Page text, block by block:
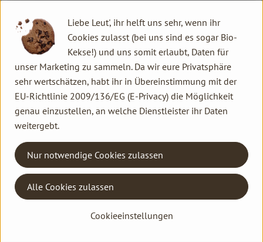
Zutaten
Produktdatenblatt
Herkunft
Hersteller: Dschinn GmbH & Co. KG
DISTILLERIA WALCHER
Liebe Leut', ihr helft uns sehr, wenn ihr
Cookies zulasst (bei uns sind es sogar Bio-
Kekse!) und uns somit erlaubt, Daten für
unser Marketing zu sammeln. Da wir eure Privatsphäre
sehr wertschätzen, habt ihr in Übereinstimmung mit der
EU-Richtlinie 2009/136/EG (E-Privacy) die Möglichkeit
genau einzustellen, an welche Dienstleister ihr Daten
weitergebt.
Cookieeinstellungen
Nur notwendige Cookies zulassen
Alle Cookies zulassen